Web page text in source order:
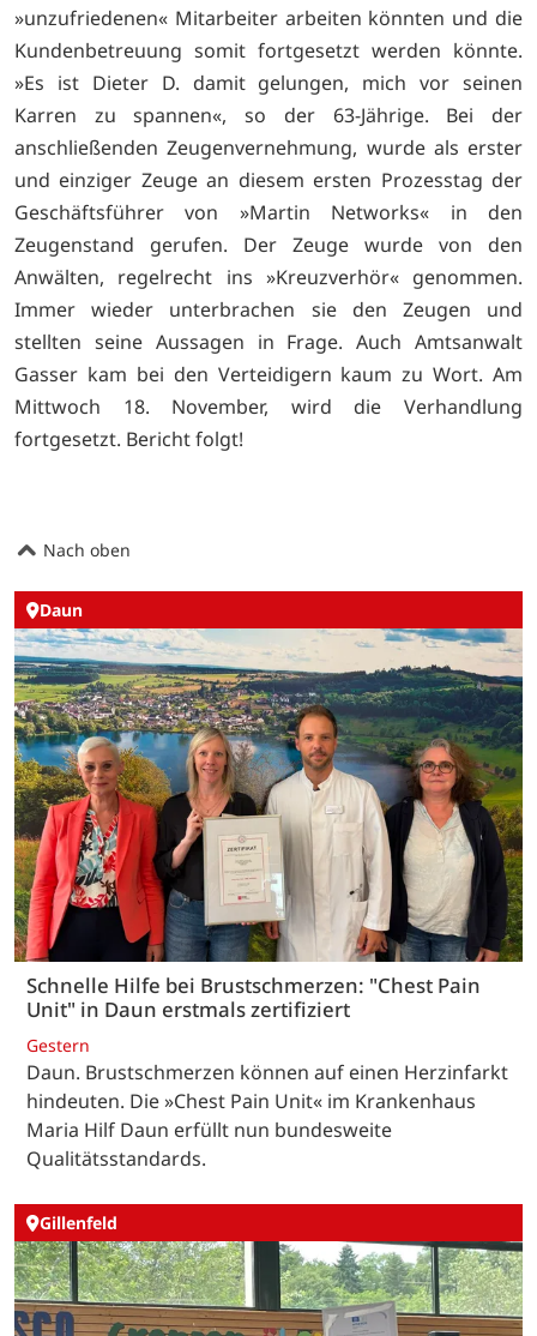
»unzufriedenen« Mitarbeiter arbeiten könnten und die
Kundenbetreuung somit fortgesetzt werden könnte.
»Es ist Dieter D. damit gelungen, mich vor seinen
Karren zu spannen«, so der 63-Jährige. Bei der
anschließenden Zeugenvernehmung, wurde als erster
und einziger Zeuge an diesem ersten Prozesstag der
Geschäftsführer von »Martin Networks« in den
Zeugenstand gerufen. Der Zeuge wurde von den
Anwälten, regelrecht ins »Kreuzverhör« genommen.
Immer wieder unterbrachen sie den Zeugen und
stellten seine Aussagen in Frage. Auch Amtsanwalt
Gasser kam bei den Verteidigern kaum zu Wort. Am
Mittwoch 18. November, wird die Verhandlung
fortgesetzt. Bericht folgt!
Nach oben
Daun
Schnelle Hilfe bei Brustschmerzen: "Chest Pain
Unit" in Daun erstmals zertifiziert
Gestern
Daun. Brustschmerzen können auf einen Herzinfarkt
hindeuten. Die »Chest Pain Unit« im Krankenhaus
Maria Hilf Daun erfüllt nun bundesweite
Qualitätsstandards.
Gillenfeld